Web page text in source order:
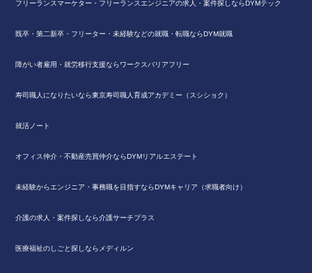
フリーランスマーケター・フリーランスエンジニアの求人・案件探しならDYMテック
既卒・第二新卒・フリーター・未経験などの就職・転職ならDYM就職
障がい者雇用・就労移行支援ならワークスバリアフリー
寿司職人になりたいなら東京寿司職人育成アカデミー（スシショク）
就活ノート
オフィス仲介・不動産売買仲介ならDYMリアルエステート
未経験からエンジニア・事務職を目指すならDYMキャリア（求職者向け）
介護の求人・案件探しなら介護サーチプラス
医療福祉のしごと探しならメディルン